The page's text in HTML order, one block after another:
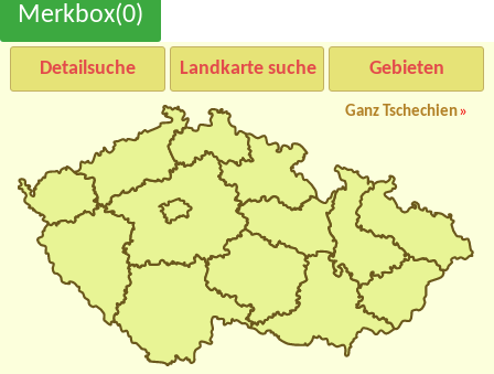
Merkbox(0)
Detailsuche Landkarte suche Gebieten
Ganz Tschechien»